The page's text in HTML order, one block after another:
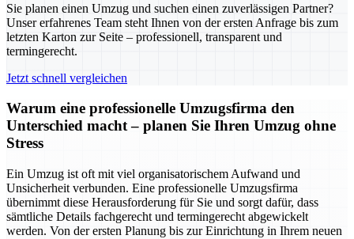
Sie planen einen Umzug und suchen einen zuverlässigen Partner?
Unser erfahrenes Team steht Ihnen von der ersten Anfrage bis zum
letzten Karton zur Seite – professionell, transparent und
termingerecht.
Jetzt schnell vergleichen
Warum eine professionelle Umzugsfirma den
Unterschied macht – planen Sie Ihren Umzug ohne
Stress
Ein Umzug ist oft mit viel organisatorischem Aufwand und
Unsicherheit verbunden. Eine professionelle Umzugsfirma
übernimmt diese Herausforderung für Sie und sorgt dafür, dass
sämtliche Details fachgerecht und termingerecht abgewickelt
werden. Von der ersten Planung bis zur Einrichtung in Ihrem neuen